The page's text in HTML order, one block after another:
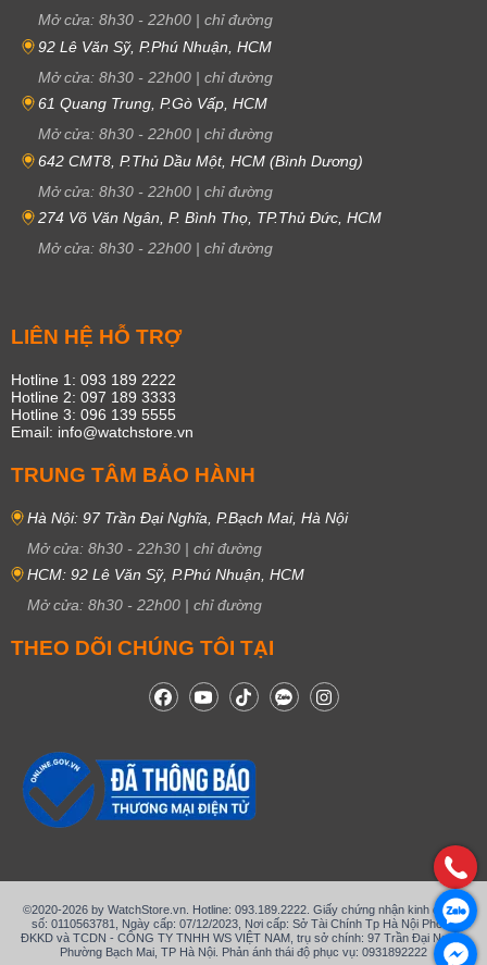
Mở cửa: 8h30 - 22h00 | chỉ đường
92 Lê Văn Sỹ, P.Phú Nhuận, HCM
Mở cửa: 8h30 - 22h00 | chỉ đường
61 Quang Trung, P.Gò Vấp, HCM
Mở cửa: 8h30 - 22h00 | chỉ đường
642 CMT8, P.Thủ Dầu Một, HCM (Bình Dương)
Mở cửa: 8h30 - 22h00 | chỉ đường
274 Võ Văn Ngân, P. Bình Thọ, TP.Thủ Đức, HCM
Mở cửa: 8h30 - 22h00 | chỉ đường
LIÊN HỆ HỖ TRỢ
Hotline 1: 093 189 2222
Hotline 2: 097 189 3333
Hotline 3: 096 139 5555
Email: info@watchstore.vn
TRUNG TÂM BẢO HÀNH
Hà Nội: 97 Trần Đại Nghĩa, P.Bạch Mai, Hà Nội
Mở cửa: 8h30 - 22h30 | chỉ đường
HCM: 92 Lê Văn Sỹ, P.Phú Nhuận, HCM
Mở cửa: 8h30 - 22h00 | chỉ đường
THEO DÕI CHÚNG TÔI TẠI
©2020-2026 by WatchStore.vn. Hotline: 093.189.2222. Giấy chứng nhận kinh doanh
số: 0110563781, Ngày cấp: 07/12/2023, Nơi cấp: Sở Tài Chính Tp Hà Nội Phòng
ĐKKD và TCDN - CÔNG TY TNHH WS VIỆT NAM, trụ sở chính: 97 Trần Đại Nghĩa,
Phường Bạch Mai, TP Hà Nội. Phản ánh thái độ phục vụ: 0931892222